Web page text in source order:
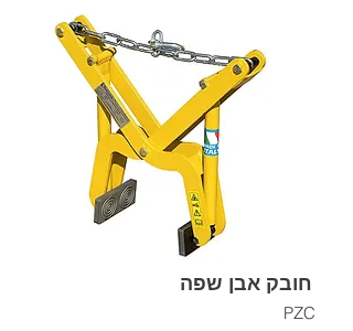
חובק אבן שפה
PZC